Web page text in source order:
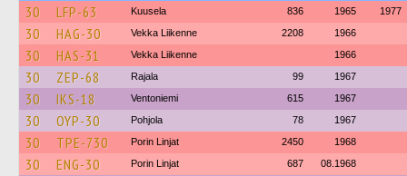
30 LFP-63 Kuusela 836 1965 1977
30 HAG-30 Vekka Liikenne 2208 1966
30 HAS-31 Vekka Liikenne 1966
30 ZEP-68 Rajala 99 1967
30 IKS-18 Ventoniemi 615 1967
30 OYP-30 Pohjola 78 1967
30 TPE-730 Porin Linjat 2450 1968
30 ENG-30 Porin Linjat 687 08.1968